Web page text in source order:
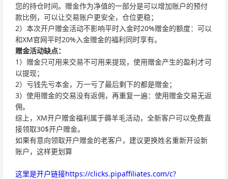
您的持仓时间。赠金作为净值的一部分是可以增加账户的预付
款比例，可以让交易账户更安全，仓位更稳；
2）本次开户赠金活动不影响平时入金时20%赠金的额度：可以
和XM官网平时20%入金赠金的福利同时享有。
赠金活动缺点：
1）赠金只可用来交易不可用来提现，使用赠金产生的盈利才可
以提现；
2）亏钱先亏本金，万一亏了最后剩下的都是赠金；
3）使用赠金的交易没有返佣，再重复一遍：使用赠金交易无返
佣。
综上，XM开户赠金福利属于薅羊毛活动，全新客户可以免费直
接领取30$开户赠金。
如果有意向领取开户赠金的老客户，建议更换姓名重新开设新
账户，这样更划算
这里是开户链接https://clicks.pipaffiliates.com/c?